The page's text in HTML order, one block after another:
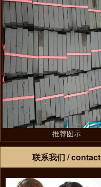
推荐图示
联系我们 / contact